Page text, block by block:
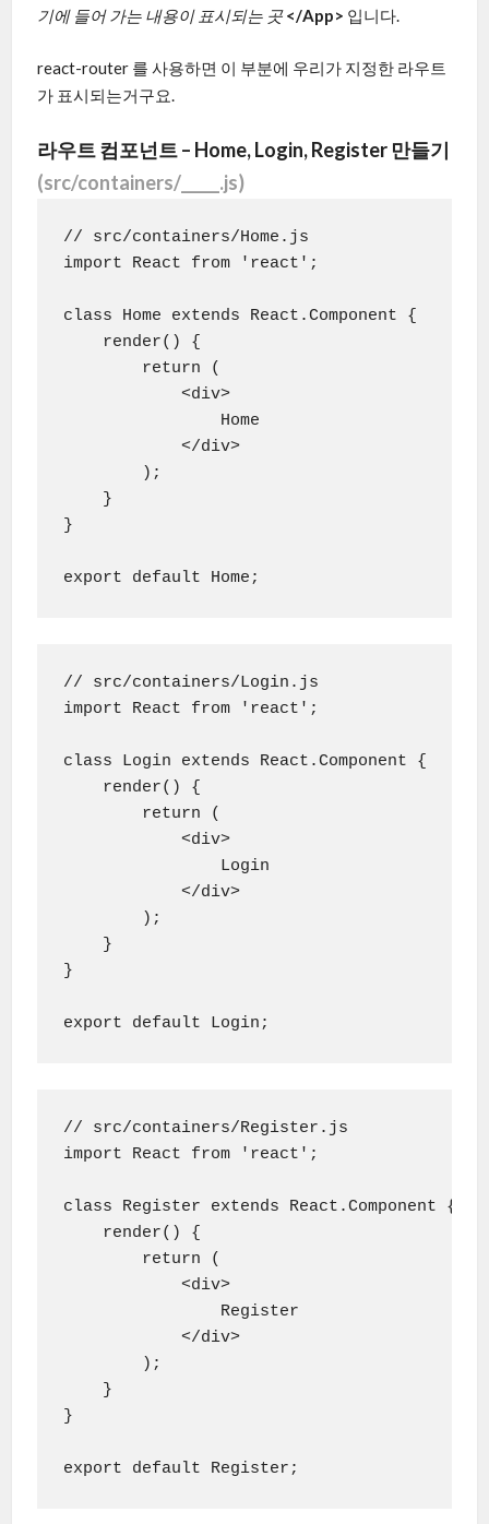
기에 들어 가는 내용이 표시되는 곳</App> 입니다.
react-router 를 사용하면 이 부분에 우리가 지정한 라우트
가 표시되는거구요.
라우트 컴포넌트 – Home, Login, Register 만들기
(src/containers/_____.js)
// src/containers/Home.js
import React from 'react';
class Home extends React.Component {
    render() {
        return (
            <div>
                Home
            </div>
        );
    }
}
export default Home;
// src/containers/Login.js
import React from 'react';
class Login extends React.Component {
    render() {
        return (
            <div>
                Login
            </div>
        );
    }
}
// src/containers/Register.js
import React from 'react';
class Register extends React.Component {
    render() {
        return (
            <div>
                Register
            </div>
        );
    }
}